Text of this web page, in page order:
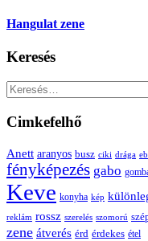
Hangulat zene
Keresés
Keresés:
Cimkefelhő
Anett aranyos busz ciki drága
fényképezés gabo
Keve konyha kép
reklám rossz szerelés szomorú
zene átverés érd érdekes étel